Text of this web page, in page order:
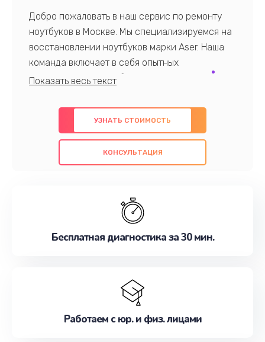
Добро пожаловать в наш сервис по ремонту
ноутбуков в Москве. Мы специализируемся на
восстановлении ноутбуков марки Aser. Наша
команда включает в себя опытных
профессионалов с обширными знаниями и
предлагаем быстрый и качественный ремонт с
использованием оригинальных компонентов, а
также гарантируем качество всех
проведенных работ. Наша цель - предоставить
наилучшим образом. Не медлите записаться на
УЗНАТЬ СТОИМОСТЬ
КОНСУЛЬТАЦИЯ
Бесплатная диагностика за 30 мин.
Работаем с юр. и физ. лицами